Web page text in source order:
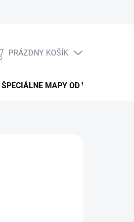
NÁKUPNÝ
PRÁZDNY KOŠÍK
ŠPECIÁLNE MAPY OD VKÚ